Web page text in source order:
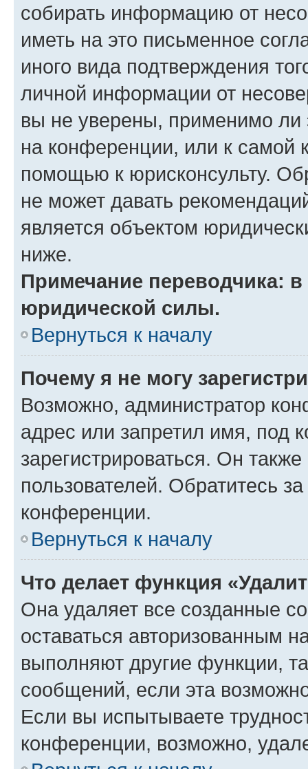
собирать информацию от
иметь на это письменное
иного вида подтверждения
личной информации от
вы не уверены, применимо ли
на конференции, или к самой
помощью к юрисконсульту.
не может давать
является объектом
ниже.
Примечание переводчика:
юридической силы.
Вернуться к началу
Почему я не могу
Возможно, администратор
адрес или запретил имя, под
зарегистрироваться. Он
пользователей. Обратитесь
конференции.
Вернуться к началу
Что делает функция
Она удаляет все созданные
оставаться авторизованным
выполняют другие функции,
сообщений, если эта
Если вы испытываете
конференции, возможно,